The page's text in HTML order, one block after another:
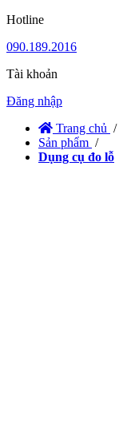
Hotline
090.189.2016
Tài khoản
Đăng nhập
Trang chủ /
Sản phẩm /
Dụng cụ đo lỗ